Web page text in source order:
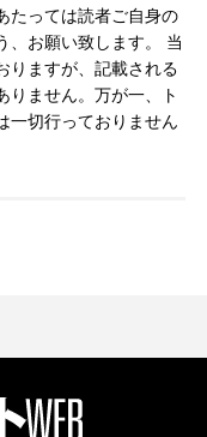
たっては読者ご自身の
、お願い致します。 当
りますが、記載される
りません。万が一、ト
一切行っておりません